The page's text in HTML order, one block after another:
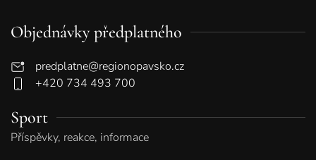
Objednávky předplatného
predplatne@regionopavsko.cz
+420 734 493 700
Sport
Příspěvky, reakce, informace